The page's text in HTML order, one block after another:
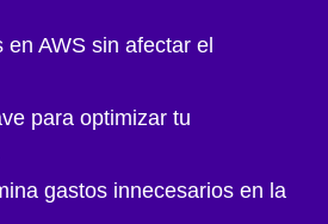
en AWS sin afectar el
para optimizar tu
gastos innecesarios en la